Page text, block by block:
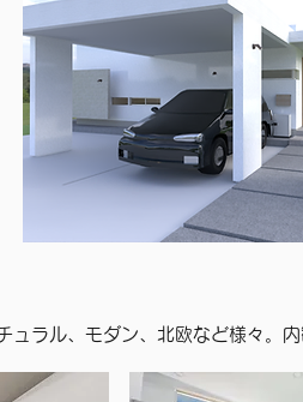
ュラル、モダン、北欧など様々。